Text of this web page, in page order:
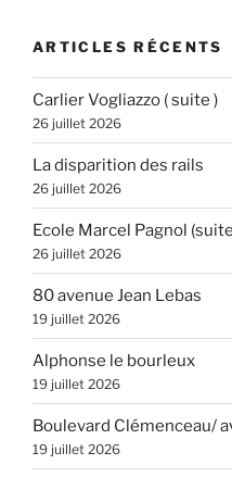
ARTICLES RÉCENTS
Carlier Vogliazzo ( suite )
26 juillet 2026
La disparition des rails
26 juillet 2026
Ecole Marcel Pagnol
26 juillet 2026
80 avenue Jean Lebas
19 juillet 2026
Alphonse le bourleux
19 juillet 2026
Boulevard Clémenceau/
19 juillet 2026